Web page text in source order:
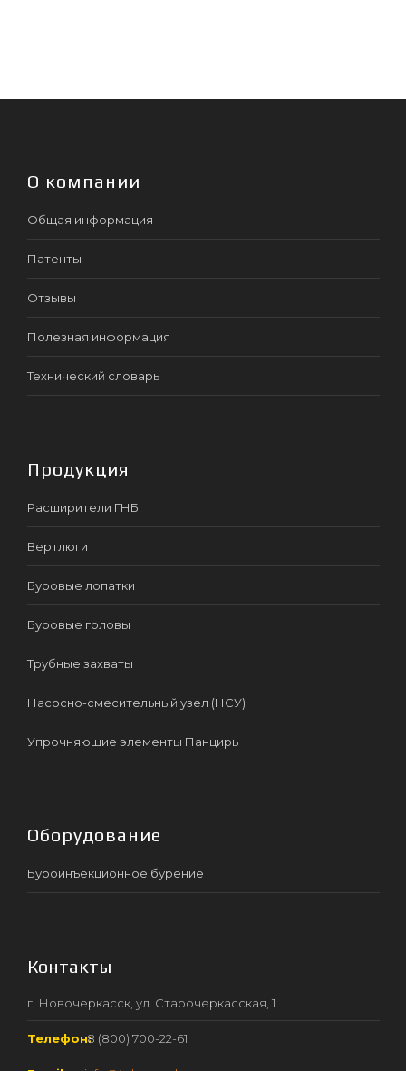
О компании
Общая информация
Патенты
Отзывы
Полезная информация
Технический словарь
Продукция
Расширители ГНБ
Вертлюги
Буровые лопатки
Буровые головы
Трубные захваты
Насосно-смесительный узел (НСУ)
Упрочняющие элементы Панцирь
Оборудование
Буроинъекционное бурение
Контакты
г. Новочеркасск, ул. Старочеркасская, 1
Телефон:8 (800) 700-22-61